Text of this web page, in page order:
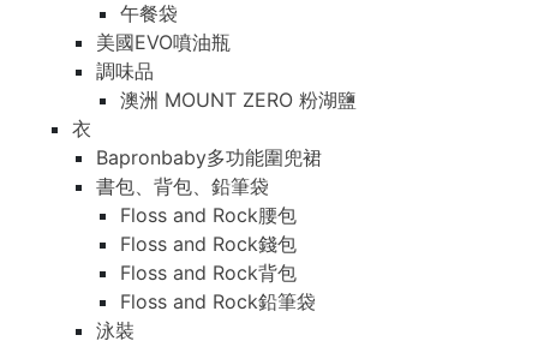
午餐袋
美國EVO噴油瓶
調味品
澳洲 MOUNT ZERO 粉湖鹽
衣
Bapronbaby多功能圍兜裙
書包、背包、鉛筆袋
Floss and Rock腰包
Floss and Rock錢包
Floss and Rock背包
Floss and Rock鉛筆袋
泳裝